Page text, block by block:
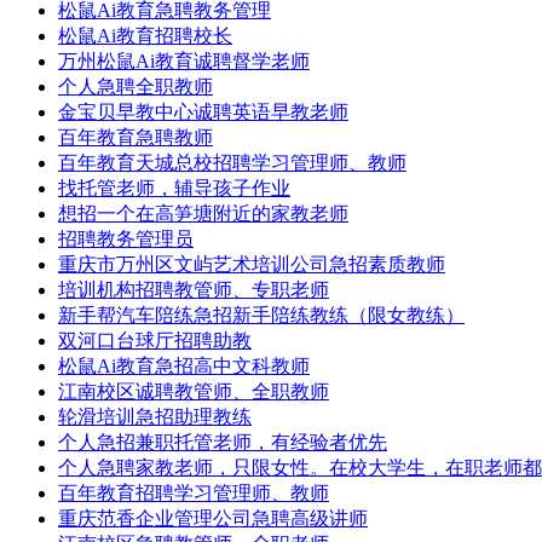
松鼠Ai教育急聘教务管理
松鼠Ai教育招聘校长
万州松鼠Ai教育诚聘督学老师
个人急聘全职教师
金宝贝早教中心诚聘英语早教老师
百年教育急聘教师
百年教育天城总校招聘学习管理师、教师
找托管老师，辅导孩子作业
想招一个在高笋塘附近的家教老师
招聘教务管理员
重庆市万州区文屿艺术培训公司急招素质教师
培训机构招聘教管师、专职老师
新手帮汽车陪练急招新手陪练教练（限女教练）
双河口台球厅招聘助教
松鼠Ai教育急招高中文科教师
江南校区诚聘教管师、全职教师
轮滑培训急招助理教练
个人急招兼职托管老师，有经验者优先
个人急聘家教老师，只限女性。在校大学生，在职老师
百年教育招聘学习管理师、教师
重庆范香企业管理公司急聘高级讲师